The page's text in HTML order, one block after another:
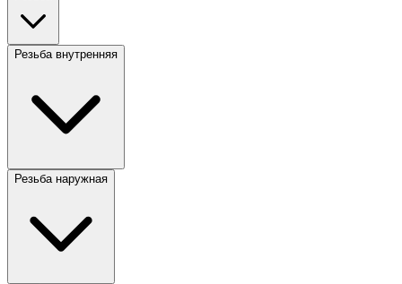
Резьба внутренняя
Резьба наружная